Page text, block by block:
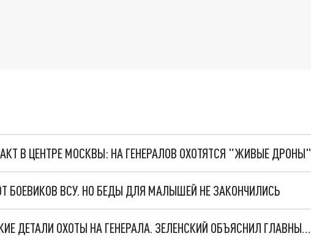
В ЦЕНТРЕ МОСКВЫ: НА ГЕНЕРАЛОВ ОХОТЯТСЯ "ЖИВЫЕ ДРОНЫ"
БОЕВИКОВ ВСУ. НО БЕДЫ ДЛЯ МАЛЫШЕЙ НЕ ЗАКОНЧИЛИСЬ
"МЫ ВАС ЗАСТАВИМ": ЖУТКИЕ ДЕТАЛИ ОХОТЫ НА ГЕНЕРАЛА. ЗЕЛЕНСКИЙ ОБЪЯСНИЛ ГЛАВНЫЙ СМЫСЛ ТЕРАКТА В ЦЕНТРЕ МОСКВЫ